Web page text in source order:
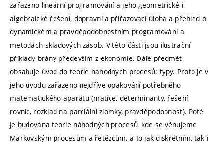
zařazeno lineární programování a jeho geometrické i
algebraické řešení, dopravní a přiřazovací úloha a přehled o
dynamickém a pravděpodobnostním programování a
metodách skladových zásob. V této části jsou ilustrační
příklady brány především z ekonomie. Dále předmět
obsahuje úvod do teorie náhodných procesů: typy. Proto je v
jeho úvodu zařazeno nejdříve opakování potřebného
matematického aparátu (matice, determinanty, řešení
rovnic, rozklad na parciální zlomky, pravděpodobnost). Poté
je budována teorie náhodných procesů, kde se věnujeme
Markovským procesům a řetězcům, a to jak diskrétním, tak i